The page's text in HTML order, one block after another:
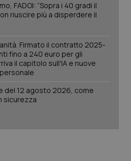
FADOI: “Sopra i 40 gradi il
riuscire più a disperdere il
Firmato il contratto 2025-
fino a 240 euro per gli
il capitolo sull'IA e nuove
del 12 agosto 2026, come
sicurezza